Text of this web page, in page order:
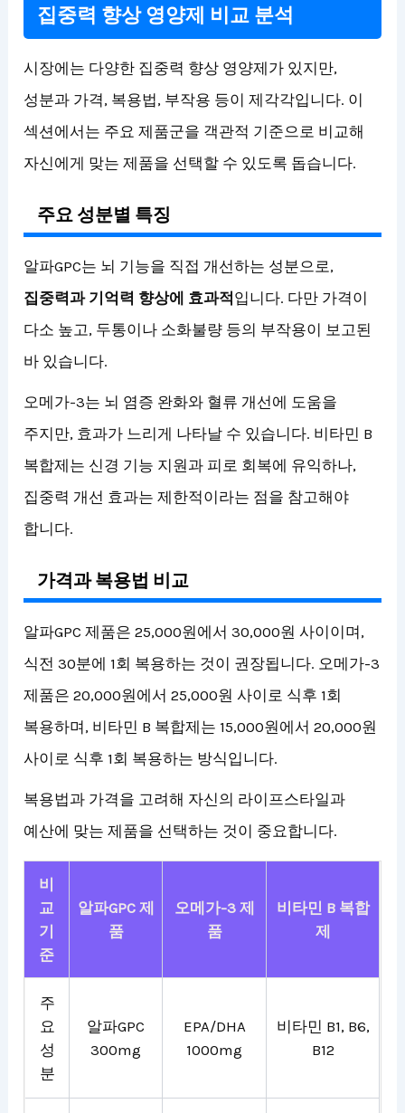
집중력 향상 영양제 비교 분석
시장에는 다양한 집중력 향상 영양제가 있지만,
성분과 가격, 복용법, 부작용 등이 제각각입니다. 이
섹션에서는 주요 제품군을 객관적 기준으로 비교해
자신에게 맞는 제품을 선택할 수 있도록 돕습니다.
주요 성분별 특징
알파GPC는 뇌 기능을 직접 개선하는 성분으로,
집중력과 기억력 향상에 효과적입니다. 다만 가격이
다소 높고, 두통이나 소화불량 등의 부작용이 보고된
바 있습니다.
오메가-3는 뇌 염증 완화와 혈류 개선에 도움을
주지만, 효과가 느리게 나타날 수 있습니다. 비타민 B
복합제는 신경 기능 지원과 피로 회복에 유익하나,
집중력 개선 효과는 제한적이라는 점을 참고해야
합니다.
가격과 복용법 비교
알파GPC 제품은 25,000원에서 30,000원 사이이며,
식전 30분에 1회 복용하는 것이 권장됩니다. 오메가-3
제품은 20,000원에서 25,000원 사이로 식후 1회
복용하며, 비타민 B 복합제는 15,000원에서 20,000원
사이로 식후 1회 복용하는 방식입니다.
복용법과 가격을 고려해 자신의 라이프스타일과
예산에 맞는 제품을 선택하는 것이 중요합니다.
비
교
기
준
알파GPC 제
품
오메가-3 제
품
비타민 B 복합
제
주
요
성
분
알파GPC
300mg
EPA/DHA
1000mg
비타민 B1, B6,
B12